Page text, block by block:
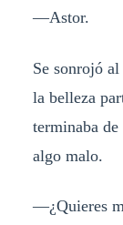
—Astor.
Se sonrojó
la belleza
terminaba
algo malo.
—¿Quieres